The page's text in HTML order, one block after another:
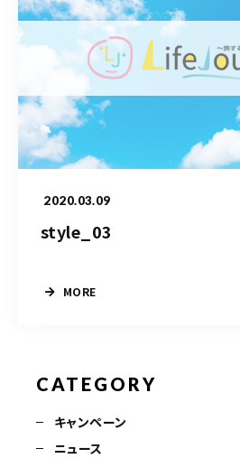
2020.03.09
style_03
MORE
CATEGORY
キャンペーン
ニュース
ギャラリー
ブログ